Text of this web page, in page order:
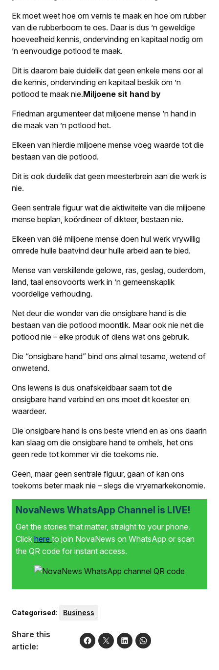
Ek moet weet hoe om vernis te maak en hoe om rubber
van die rubberboom te oes. Daar is dus ’n geweldige
hoeveelheid kennis, ondervinding en kapitaal nodig om
’n eenvoudige potlood te maak.
Dit is daarom baie duidelik dat geen enkele mens oor al
die kennis, ondervinding en kapitaal beskik om ’n
potlood te maak nie.Miljoene sit hand by
Friedman argumenteer dat miljoene mense ’n hand in
die maak van ’n potlood het.
Elkeen van hierdie miljoene mense voeg waarde tot die
bestaan van die potlood.
Dit is ook duidelik dat geen meesterbrein aan die werk is
nie.
Geen sentrale figuur wat die aktiwiteite van die miljoene
mense beplan, koördineer of dikteer, bestaan nie.
Elkeen van dié miljoene mense doen hul werk vrywillig
omrede hulle baatvind deur hulle arbeid aan te bied.
Mense van verskillende gelowe, ras, geslag, ouderdom,
land, taal ensovoorts werk in ’n gemeenskaplik
voordelige verhouding.
Net deur die wonder van die onsigbare hand is die
bestaan van die potlood moontlik. Maar ook nie net die
potlood nie – elke produk of diens wat ons gebruik.
Die “onsigbare hand” bind ons almal tesame, wetend of
onwetend.
Ons lewens is dus onafskeidbaar saam tot die
onsigbare hand verbind en ons moet dit koester en
waardeer.
Die onsigbare hand is ons beste vriend en as ons daarin
kan slaag om die onsigbare hand te omhels, het ons
geen rede tot kommer vir die toekoms nie.
Geen, maar geen sentrale figuur, gaan of kan ons
toekoms beter maak nie – slegs die vryemarkekonomie.
NovaNews WhatsApp Channel is LIVE!
Get the stories that matter, straight to your phone.
Click here to join NovaNews on WhatsApp or scan
the QR code for instant access.
Categorised: Business
Share this
article: